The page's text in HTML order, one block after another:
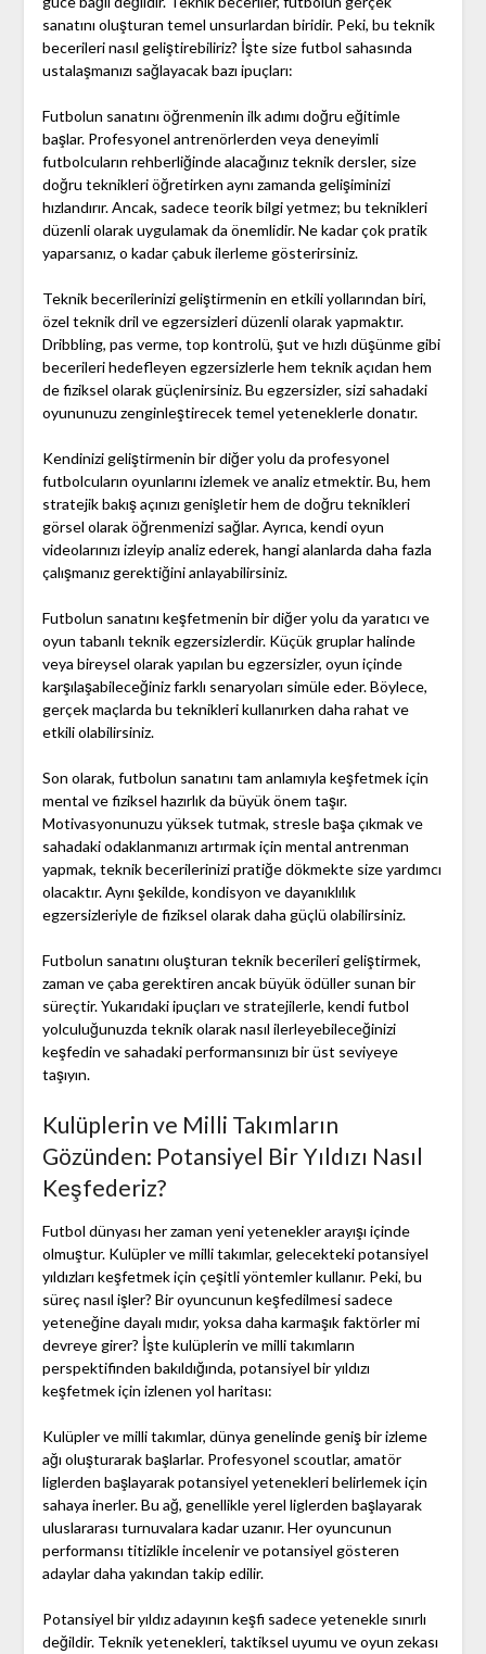
sanatını oluşturan temel unsurlardan biridir. Peki, bu teknik
becerileri nasıl geliştirebiliriz? İşte size futbol sahasında
ustalaşmanızı sağlayacak bazı ipuçları:
Futbolun sanatını öğrenmenin ilk adımı doğru eğitimle
başlar. Profesyonel antrenörlerden veya deneyimli
futbolcuların rehberliğinde alacağınız teknik dersler, size
doğru teknikleri öğretirken aynı zamanda gelişiminizi
hızlandırır. Ancak, sadece teorik bilgi yetmez; bu teknikleri
düzenli olarak uygulamak da önemlidir. Ne kadar çok pratik
yaparsanız, o kadar çabuk ilerleme gösterirsiniz.
Teknik becerilerinizi geliştirmenin en etkili yollarından biri,
özel teknik dril ve egzersizleri düzenli olarak yapmaktır.
Dribbling, pas verme, top kontrolü, şut ve hızlı düşünme gibi
becerileri hedefleyen egzersizlerle hem teknik açıdan hem
de fiziksel olarak güçlenirsiniz. Bu egzersizler, sizi sahadaki
oyununuzu zenginleştirecek temel yeteneklerle donatır.
Kendinizi geliştirmenin bir diğer yolu da profesyonel
futbolcuların oyunlarını izlemek ve analiz etmektir. Bu, hem
stratejik bakış açınızı genişletir hem de doğru teknikleri
görsel olarak öğrenmenizi sağlar. Ayrıca, kendi oyun
videolarınızı izleyip analiz ederek, hangi alanlarda daha fazla
çalışmanız gerektiğini anlayabilirsiniz.
Futbolun sanatını keşfetmenin bir diğer yolu da yaratıcı ve
oyun tabanlı teknik egzersizlerdir. Küçük gruplar halinde
veya bireysel olarak yapılan bu egzersizler, oyun içinde
karşılaşabileceğiniz farklı senaryoları simüle eder. Böylece,
gerçek maçlarda bu teknikleri kullanırken daha rahat ve
etkili olabilirsiniz.
Son olarak, futbolun sanatını tam anlamıyla keşfetmek için
mental ve fiziksel hazırlık da büyük önem taşır.
Motivasyonunuzu yüksek tutmak, stresle başa çıkmak ve
sahadaki odaklanmanızı artırmak için mental antrenman
yapmak, teknik becerilerinizi pratiğe dökmekte size yardımcı
olacaktır. Aynı şekilde, kondisyon ve dayanıklılık
egzersizleriyle de fiziksel olarak daha güçlü olabilirsiniz.
Futbolun sanatını oluşturan teknik becerileri geliştirmek,
zaman ve çaba gerektiren ancak büyük ödüller sunan bir
süreçtir. Yukarıdaki ipuçları ve stratejilerle, kendi futbol
yolculuğunuzda teknik olarak nasıl ilerleyebileceğinizi
keşfedin ve sahadaki performansınızı bir üst seviyeye
taşıyın.
Kulüplerin ve Milli Takımların
Gözünden: Potansiyel Bir Yıldızı Nasıl
Keşfederiz?
Futbol dünyası her zaman yeni yetenekler arayışı içinde
olmuştur. Kulüpler ve milli takımlar, gelecekteki potansiyel
yıldızları keşfetmek için çeşitli yöntemler kullanır. Peki, bu
süreç nasıl işler? Bir oyuncunun keşfedilmesi sadece
yeteneğine dayalı mıdır, yoksa daha karmaşık faktörler mi
devreye girer? İşte kulüplerin ve milli takımların
perspektifinden bakıldığında, potansiyel bir yıldızı
keşfetmek için izlenen yol haritası:
Kulüpler ve milli takımlar, dünya genelinde geniş bir izleme
ağı oluşturarak başlarlar. Profesyonel scoutlar, amatör
liglerden başlayarak potansiyel yetenekleri belirlemek için
sahaya inerler. Bu ağ, genellikle yerel liglerden başlayarak
uluslararası turnuvalara kadar uzanır. Her oyuncunun
performansı titizlikle incelenir ve potansiyel gösteren
adaylar daha yakından takip edilir.
Potansiyel bir yıldız adayının keşfi sadece yetenekle sınırlı
değildir. Teknik yetenekleri, taktiksel uyumu ve oyun zekası